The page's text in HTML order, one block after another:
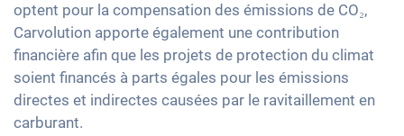
optent pour la compensation des émissions de CO₂,
Carvolution apporte également une contribution
financière afin que les projets de protection du climat
soient financés à parts égales pour les émissions
directes et indirectes causées par le ravitaillement en
carburant.